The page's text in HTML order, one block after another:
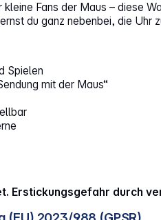
Fans der Maus – diese
du ganz nebenbei, die
Spielen
mit der Maus“
Erstickungsgefahr durch